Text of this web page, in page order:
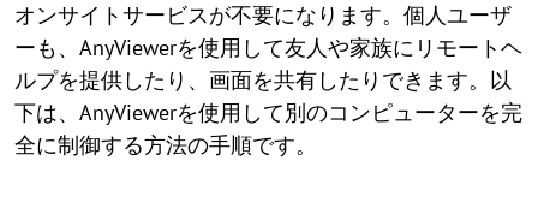
オンサイトサービスが不要になります。個人ユーザ
ーも、AnyViewerを使用して友人や家族にリモートヘ
ルプを提供したり、画面を共有したりできます。以
下は、AnyViewerを使用して別のコンピューターを完
全に制御する方法の手順です。